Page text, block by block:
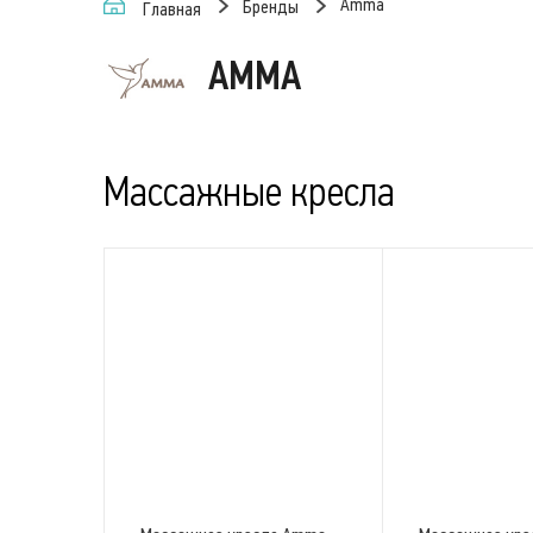
Главная Бренды Amma
AMMA
Массажные кресла